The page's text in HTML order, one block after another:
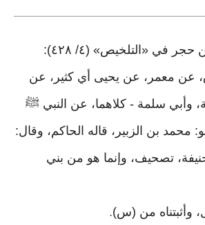
(١) قال الحافظ ابن حجر في «التلخيص» (٤/ ٤٢٨):
عن معمر، عن يحيى أي كثير، عن
وأبي سلمة - كلاهما، عن النبي ﷺ
محمد بن الزبير، قاله الحاكم، وقال:
تصحيف، وإنما هو من بني
.